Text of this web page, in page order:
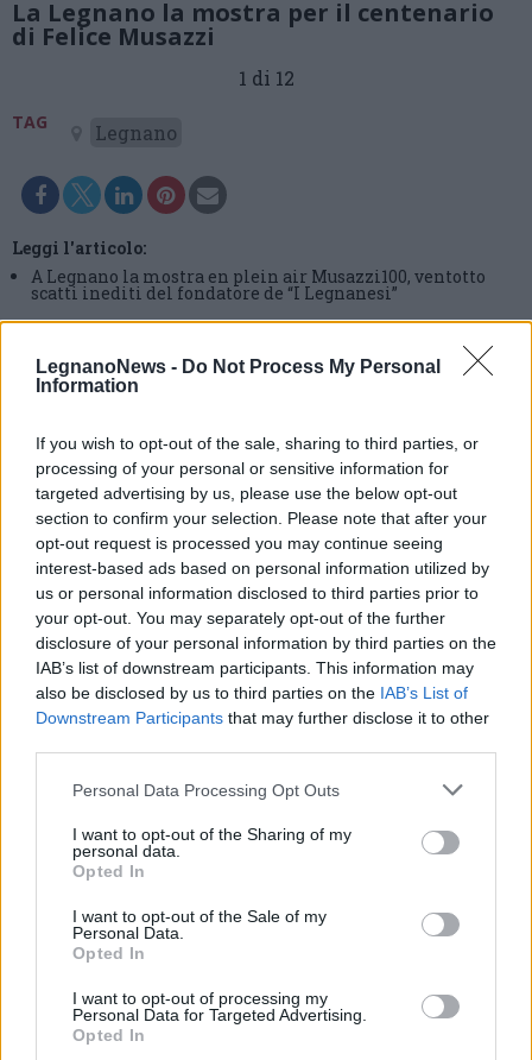
LegnanoNews - Do Not Process My Personal
Information
If you wish to opt-out of the sale, sharing to third parties, or
processing of your personal or sensitive information for
targeted advertising by us, please use the below opt-out
section to confirm your selection. Please note that after your
opt-out request is processed you may continue seeing
interest-based ads based on personal information utilized by
us or personal information disclosed to third parties prior to
your opt-out. You may separately opt-out of the further
disclosure of your personal information by third parties on the
IAB’s list of downstream participants. This information may
also be disclosed by us to third parties on the IAB’s List of
Downstream Participants that may further disclose it to other
Personal Data Processing Opt Outs
I want to opt-out of the Sharing of my
personal data.
Opted In
I want to opt-out of the Sale of my
Personal Data.
Opted In
I want to opt-out of processing my
Personal Data for Targeted Advertising.
Opted In
La Legnano la mostra per il centenario
di Felice Musazzi
1 di 12
TAG Legnano
Leggi l'articolo:
A Legnano la mostra en plein air Musazzi100, ventotto
scatti inediti del fondatore de “I Legnanesi”
Commenti
articolo.
commento esprime il pensiero dell'autore e non rappresenta la linea editoriale
di VareseNews.it, che rimane autonoma e indipendente. I messaggi inclusi nei
commenti non sono testi giornalistici, ma post inviati dai singoli lettori che
possono essere automaticamente pubblicati senza filtro preventivo. I commenti